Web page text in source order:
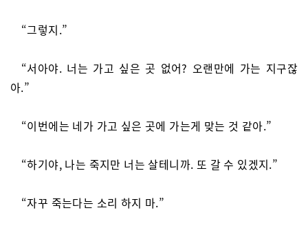
“그렇지.”
“서아야. 너는 가고 싶은 곳 없어? 오랜만에 가는 지구잖
아.”
“이번에는 네가 가고 싶은 곳에 가는게 맞는 것 같아.”
“하기야, 나는 죽지만 너는 살테니까. 또 갈 수 있겠지.”
“자꾸 죽는다는 소리 하지 마.”